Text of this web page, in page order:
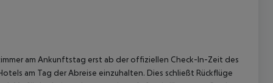
am Ankunftstag erst ab der offiziellen Check-In-Zeit des
am Tag der Abreise einzuhalten. Dies schließt Rückflüge